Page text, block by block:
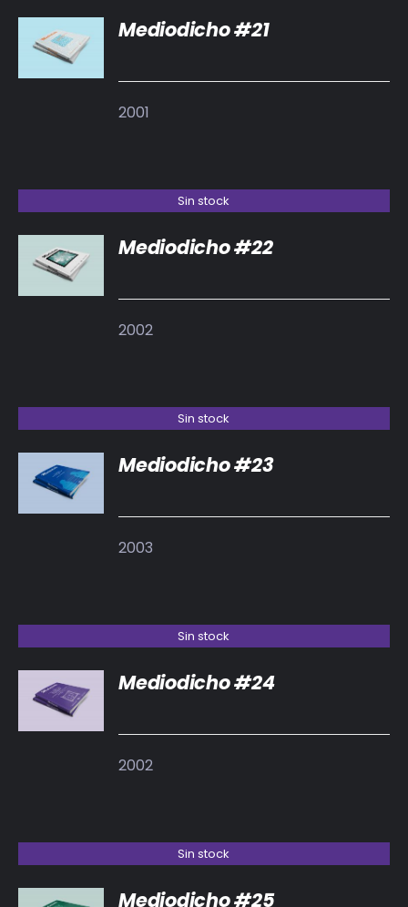
DETALLES
Mediodicho #21
2001
Sin stock
DETALLES
Mediodicho #22
2002
Sin stock
DETALLES
Mediodicho #23
2003
Sin stock
DETALLES
Mediodicho #24
2002
Sin stock
Mediodicho #25